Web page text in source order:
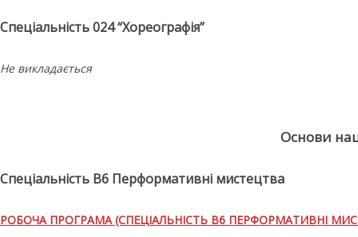
Спеціальність 024 “Хореографія”
Не викладається
Основи
Спеціальність В6 Перформативні мистецтва
РОБОЧА ПРОГРАМА (СПЕЦІАЛЬНІСТЬ В6 ПЕРФОРМАТИВНІ